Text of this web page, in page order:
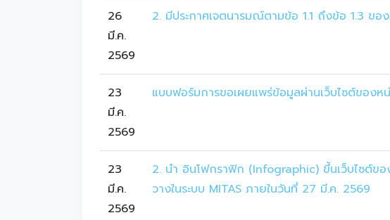
26
มี.ค.
2569
2. มีประกาศเจตนารมณ์ตามข้อ 1.1 ถึงข้อ 1.3 ข
23
มี.ค.
2569
แบบฟอร์มการขอเผยแพร่ข้อมูลผ่านเว็บไซต์ของห
23
มี.ค.
2569
2. นำ อินโฟกราฟิก (Infographic) ขึ้นเว็บไซต์ข
วางในระบบ MITAS ภายในวันที่ 27 มี.ค. 2569